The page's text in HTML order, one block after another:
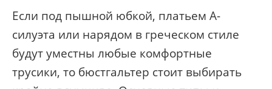
Если под пышной юбкой, платьем А-
силуэта или нарядом в греческом стиле
будут уместны любые комфортные
трусики, то бюстгальтер стоит выбирать